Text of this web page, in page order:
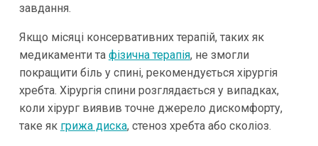
завдання.
Якщо місяці консервативних терапій, таких як
медикаменти та фізична терапія, не змогли
покращити біль у спині, рекомендується хірургія
хребта. Хірургія спини розглядається у випадках,
коли хірург виявив точне джерело дискомфорту,
таке як грижа диска, стеноз хребта або сколіоз.